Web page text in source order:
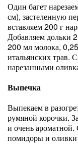
Один багет
см), застеленную
вставляем 200 г
Добавляем дольки
200 мл молока,
итальянских трав.
нарезанными
Выпечка
Выпекаем в
румяной корочки.
и очень ароматной.
помидоры и оливки